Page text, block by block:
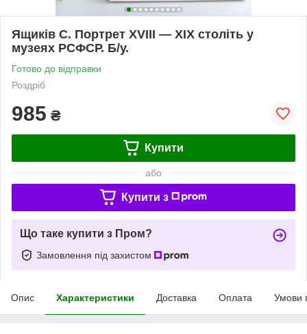
Ящиків С. Портрет XVIII — XIX століть у
музеях РСФСР. Б/у.
Готово до відправки
Роздріб
985 ₴
Купити
або
Купити з
Що таке купити з Пром?
Замовлення під захистом
Опис Характеристики Доставка Оплата Умови